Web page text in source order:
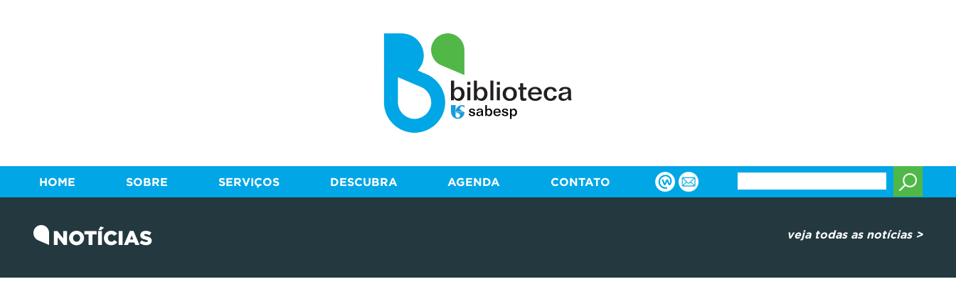
HOME SOBRE SERVIÇOS DESCUBRA AGENDA CONTATO
NOTÍCIAS veja todas as notícias >